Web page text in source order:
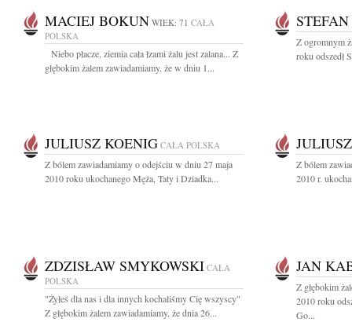
MACIEJ BOKUN WIEK: 71 CAŁA
POLSKA
Niebo płacze, ziemia cała łzami żalu jest zalana... Z
głębokim żalem zawiadamiamy, że w dniu 1...
Z ogromnym
roku odszedł
JULIUSZ KOENIG CAŁA POLSKA
Z bólem zawiadamiamy o odejściu w dniu 27 maja
2010 roku ukochanego Męża, Taty i Dziadka...
Z bólem
2010 r.
ZDZISŁAW SMYKOWSKI CAŁA
POLSKA
"Żyłeś dla nas i dla innych kochaliśmy Cię wszyscy"
Z głębokim żalem zawiadamiamy, że dnia 26...
JAN
Z głębokim
2010 roku
Go...